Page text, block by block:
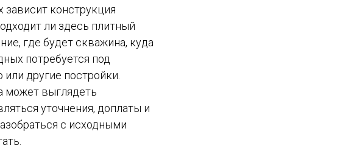
конструкция
ли здесь плитный
где будет скважина, куда
потребуется под
другие постройки.
может выглядеть
уточнения, доплаты и
с исходными